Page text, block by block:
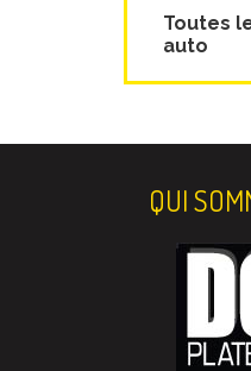
Toutes
auto
QUI